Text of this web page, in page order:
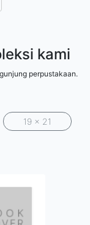
kami
perpustakaan.
19 x 21